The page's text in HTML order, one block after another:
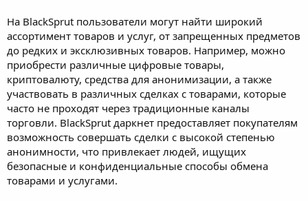
На BlackSprut пользователи могут найти широкий
ассортимент товаров и услуг, от запрещенных предметов
до редких и эксклюзивных товаров. Например, можно
приобрести различные цифровые товары,
криптовалюту, средства для анонимизации, а также
участвовать в различных сделках с товарами, которые
часто не проходят через традиционные каналы
торговли. BlackSprut даркнет предоставляет покупателям
возможность совершать сделки с высокой степенью
анонимности, что привлекает людей, ищущих
безопасные и конфиденциальные способы обмена
товарами и услугами.